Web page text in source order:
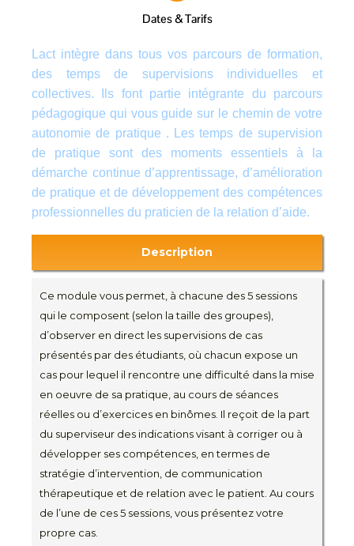
Dates & Tarifs
Lact intègre dans tous vos parcours de formation,
des temps de supervisions individuelles et
collectives. Ils font partie intégrante du parcours
pédagogique qui vous guide sur le chemin de votre
autonomie de pratique . Les temps de supervision
de pratique sont des moments essentiels à la
démarche continue d’apprentissage, d’amélioration
de pratique et de développement des compétences
professionnelles du praticien de la relation d’aide.
Description
Ce module vous permet, à chacune des 5 sessions
qui le composent (selon la taille des groupes),
d’observer en direct les supervisions de cas
présentés par des étudiants, où chacun expose un
cas pour lequel il rencontre une difficulté dans la mise
en oeuvre de sa pratique, au cours de séances
réelles ou d’exercices en binômes. Il reçoit de la part
du superviseur des indications visant à corriger ou à
développer ses compétences, en termes de
stratégie d’intervention, de communication
thérapeutique et de relation avec le patient. Au cours
de l’une de ces 5 sessions, vous présentez votre
propre cas.